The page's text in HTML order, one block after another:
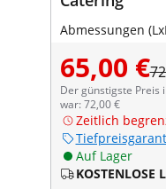
Abmessungen
65,00 €
Der günstigste Preis
war: 72,00 €
Zeitlich
Auf Lager
KOSTENLOSE